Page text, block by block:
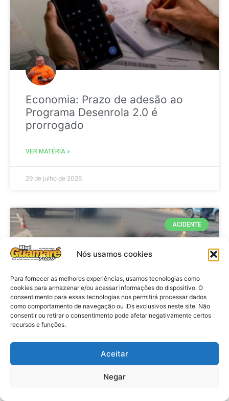
Nós usamos cookies
Para fornecer as melhores experiências, usamos tecnologias como
cookies para armazenar e/ou acessar informações do dispositivo. O
consentimento para essas tecnologias nos permitirá processar dados
como comportamento de navegação ou IDs exclusivos neste site. Não
consentir ou retirar o consentimento pode afetar negativamente certos
recursos e funções.
Aceitar
Negar
Economia: Prazo de adesão ao
Programa Desenrola 2.0 é
prorrogado
VER MATÉRIA »
29 de julho de 2026
ACIDENTE
Acidente: A caminho do trabalho
professora se envolve em
acidente e vai a obito na RN 118
no Alto do Rodrigues, RN